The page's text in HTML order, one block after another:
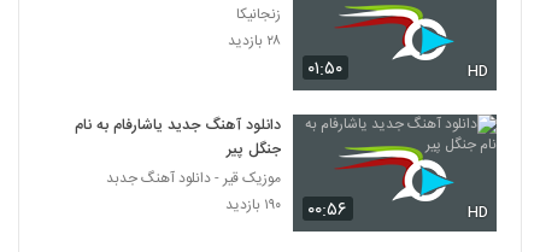
۰۱:۵۰ HD
زنجانیکا
۲۸ بازدید
۰۰:۵۶ HD
دانلود آهنگ جدید یاشارفام به نام
جنگل پیر
موزیک قیر - دانلود آهنگ جدبد
۱۹۰ بازدید